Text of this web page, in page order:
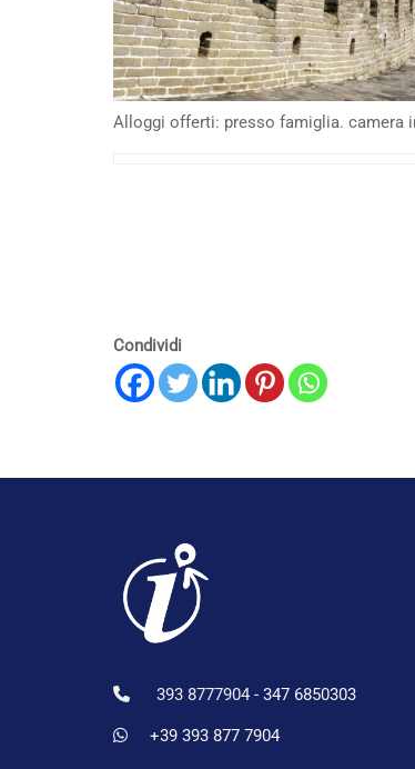
Alloggi offerti: presso famiglia. camera
Condividi
393 8777904 - 347 6850303
+39 393 877 7904